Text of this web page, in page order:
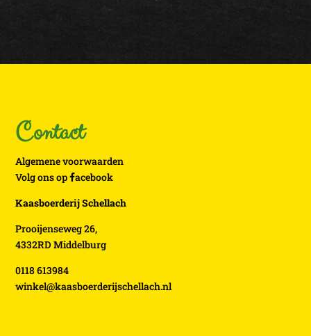
Contact
Algemene voorwaarden
Volg ons op acebook
Kaasboerderij Schellach
Prooijenseweg 26,
4332RD Middelburg
0118 613984
winkel@kaasboerderijschellach.nl